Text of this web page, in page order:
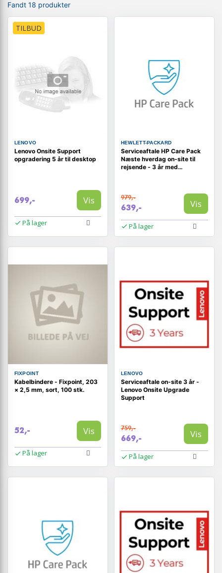
Fandt 18 produkter
TILBUD
LENOVO
Lenovo Onsite Support
opgradering 5 år til desktop
699,- Vis
På lager
HEWLETT-PACKARD
Serviceaftale HP Care Pack
Næste hverdag on-site til
rejsende - 3 år med
979,-
639,- Vis
På lager
FIXPOINT
Kabelbindere - Fixpoint, 203
× 2,5 mm, sort, 100 stk.
52,- Vis
På lager
LENOVO
Serviceaftale on-site 3 år -
Lenovo Onsite Upgrade
Support
759,-
669,- Vis
På lager